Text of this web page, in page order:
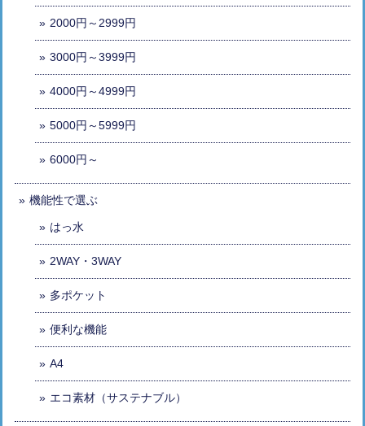
2000円～2999円
3000円～3999円
4000円～4999円
5000円～5999円
6000円～
機能性で選ぶ
はっ水
2WAY・3WAY
多ポケット
便利な機能
A4
エコ素材（サステナブル）